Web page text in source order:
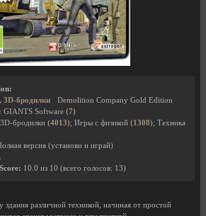
3D-бродилки
Demolition Company Gold Edition
GIANTS Software (7)
бродилки (4013); Игры с физикой (1308); Техника
версия (установи и играй)
10.0 из 10 (всего голосов: 13)
различной техникой, начиная от простой